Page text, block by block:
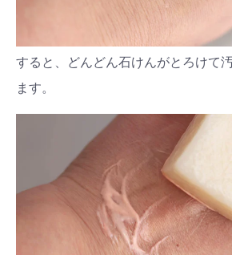
すると、どんどん石けんがとろけて
ます。